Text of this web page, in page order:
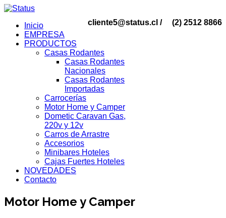
cliente5@status.cl / (2) 2512 8866
Inicio
EMPRESA
PRODUCTOS
Casas Rodantes
Casas Rodantes
Nacionales
Casas Rodantes
Importadas
Carrocerías
Motor Home y Camper
Dometic Caravan Gas,
220v y 12v
Carros de Arrastre
Accesorios
Minibares Hoteles
Cajas Fuertes Hoteles
NOVEDADES
Contacto
Motor Home y Camper